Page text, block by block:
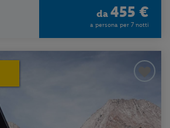
da 455 €
a persona per 7 notti